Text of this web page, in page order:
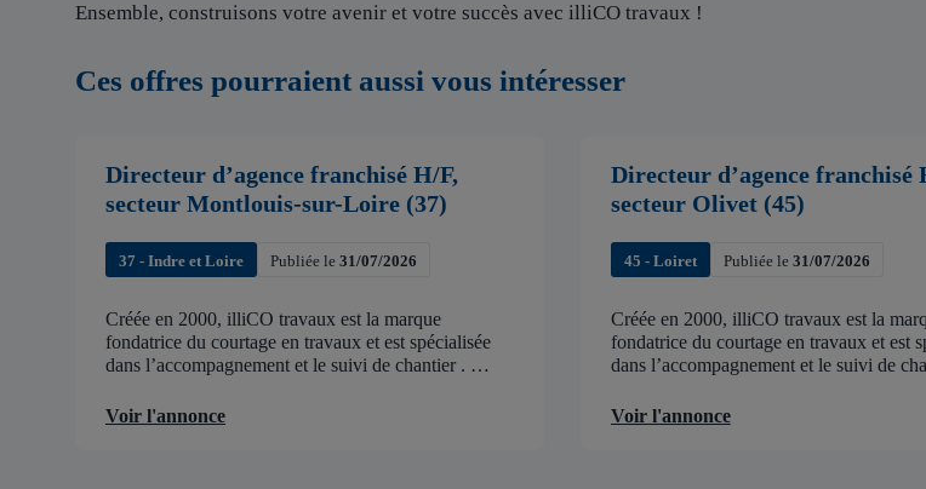
Ensemble, construisons votre avenir et votre succès avec illiCO travaux !
Ces offres pourraient aussi vous intéresser
Directeur d’agence franchisé H/F,
secteur Montlouis-sur-Loire (37)
37 - Indre et Loire Publiée le 31/07/2026
Créée en 2000, illiCO travaux est la marque
fondatrice du courtage en travaux et est spécialisée
dans l’accompagnement et le suivi de chantier .
faciliter tous les projets […]
Voir l'annonce
Directeur d’agence franchisé
secteur Olivet (45)
45 - Loiret Publiée le 31/07/2026
Créée en 2000, illiCO travaux est la
fondatrice du courtage en travaux et est
dans l’accompagnement et le suivi de
faciliter tous les projets […]
Voir l'annonce